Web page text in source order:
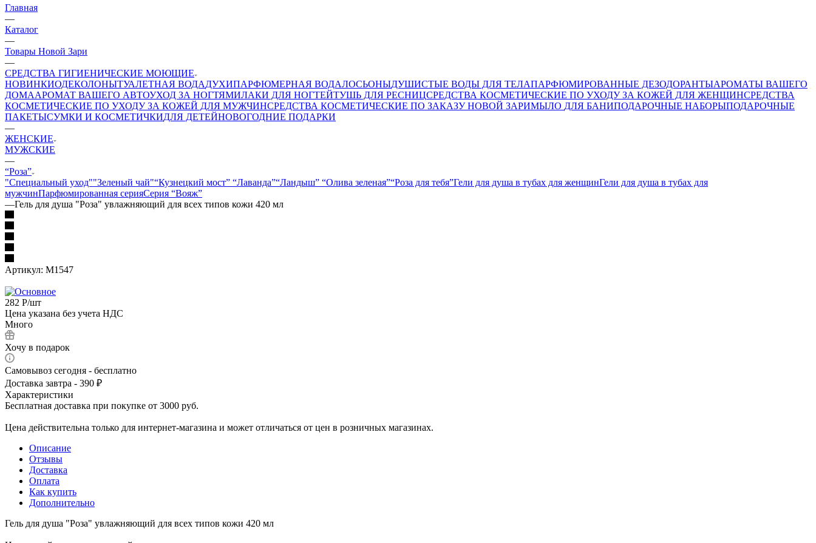
Главная
—
Каталог
—
Товары Новой Зари
—
СРЕДСТВА ГИГИЕНИЧЕСКИЕ МОЮЩИЕ
НОВИНКИОДЕКОЛОНЫТУАЛЕТНАЯ ВОДАДУХИПАРФЮМЕРНАЯ ВОДАЛОСЬОНЫДУШИСТЫЕ ВОДЫ ДЛЯ ТЕЛАПАРФЮМИРОВАННЫЕ ДЕЗОДОРАНТЫАРОМАТЫ ВАШЕГО
ДОМААРОМАТ ВАШЕГО АВТОУХОД ЗА НОГТЯМИЛАКИ ДЛЯ НОГТЕЙТУШЬ ДЛЯ РЕСНИЦСРЕДСТВА КОСМЕТИЧЕСКИЕ ПО УХОДУ ЗА КОЖЕЙ ДЛЯ ЖЕНЩИНСРЕДСТВА
КОСМЕТИЧЕСКИЕ ПО УХОДУ ЗА КОЖЕЙ ДЛЯ МУЖЧИНСРЕДСТВА КОСМЕТИЧЕСКИЕ ПО ЗАКАЗУ НОВОЙ ЗАРИМЫЛО ДЛЯ БАНИПОДАРОЧНЫЕ НАБОРЫПОДАРОЧНЫЕ
ПАКЕТЫСУМКИ И КОСМЕТИЧКИДЛЯ ДЕТЕЙНОВОГОДНИЕ ПОДАРКИ
—
ЖЕНСКИЕ
МУЖСКИЕ
—
“Роза”
"Специальный уход""Зеленый чай"“Кузнецкий мост” “Лаванда”“Ландыш” “Олива зеленая”“Роза для тебя”Гели для душа в тубах для женщинГели для душа в тубах для
мужчинПарфюмированная серияСерия “Вояж”
—Гель для душа "Роза" увлажняющий для всех типов кожи 420 мл
Артикул: М1547
282 Р/шт
Цена указана без учета НДС
Много
Хочу в подарок
Самовывоз сегодня - бесплатно
Доставка завтра - 390 ₽
Характеристики
Бесплатная доставка при покупке от 3000 руб.
Цена действительна только для интернет-магазина и может отличаться от цен в розничных магазинах.
Описание
Отзывы
Доставка
Оплата
Как купить
Дополнительно
Гель для душа "Роза" увлажняющий для всех типов кожи 420 мл